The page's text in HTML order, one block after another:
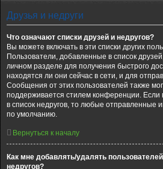
Друзья и недруги
Что означают списки друзей и недругов?
Вы можете включать в эти списки других
Пользователи, добавленные в список
личном разделе для получения быстрого
находятся ли они сейчас в сети, и для
Сообщения от этих пользователей также
поддерживается стилем конференции. Если
в список недругов, то любые отправленные
по умолчанию.
Вернуться к началу
Как мне добавлять/удалять
недругов?